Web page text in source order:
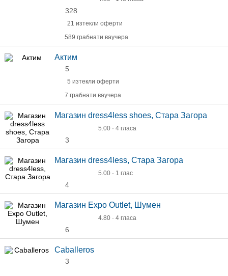
328
21 изтекли оферти
589 грабнати ваучера
Актим
5
5 изтекли оферти
7 грабнати ваучера
Магазин dress4less shoes, Стара Загора
5.00 · 4 гласа
3
Магазин dress4less, Стара Загора
5.00 · 1 глас
4
Магазин Expo Outlet, Шумен
4.80 · 4 гласа
6
Caballeros
3